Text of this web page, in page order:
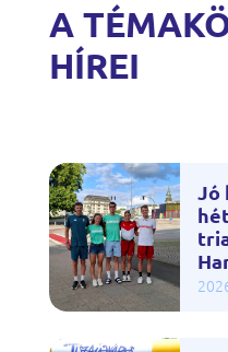
A
HÍREI
Jó